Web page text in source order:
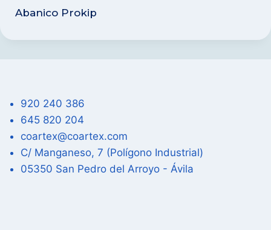
Abanico Prokip
920 240 386
645 820 204
coartex@coartex.com
C/ Manganeso, 7 (Polígono Industrial)
05350 San Pedro del Arroyo - Ávila